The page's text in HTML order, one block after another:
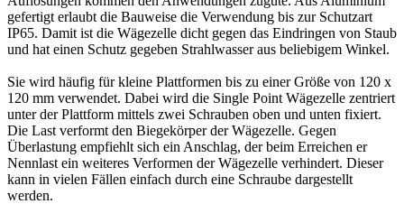
gefertigt erlaubt die Bauweise die Verwendung bis zur Schutzart
IP65. Damit ist die Wägezelle dicht gegen das Eindringen von Staub
und hat einen Schutz gegeben Strahlwasser aus beliebigem Winkel.
Sie wird häufig für kleine Plattformen bis zu einer Größe von 120 x
120 mm verwendet. Dabei wird die Single Point Wägezelle zentriert
unter der Plattform mittels zwei Schrauben oben und unten fixiert.
Die Last verformt den Biegekörper der Wägezelle. Gegen
Überlastung empfiehlt sich ein Anschlag, der beim Erreichen er
Nennlast ein weiteres Verformen der Wägezelle verhindert. Dieser
kann in vielen Fällen einfach durch eine Schraube dargestellt
werden.